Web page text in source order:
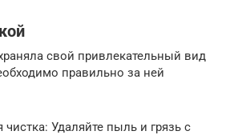
свой привлекательный вид
правильно за ней
чистка: Удаляйте пыль и грязь с